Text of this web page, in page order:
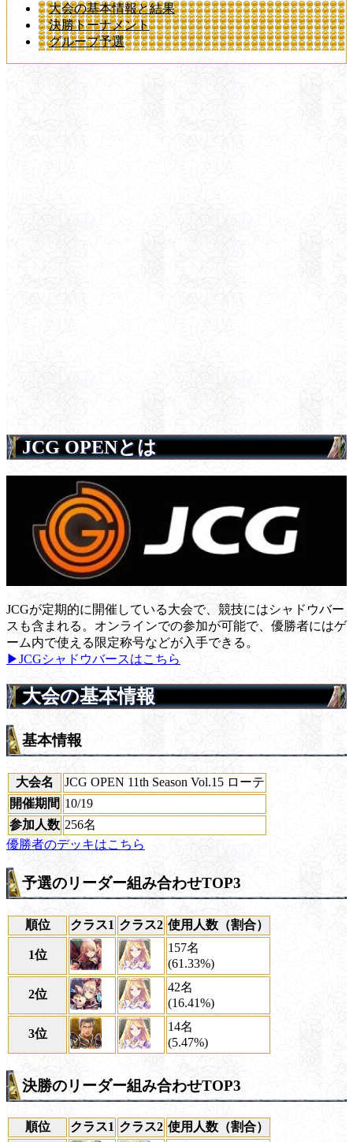
大会の基本情報と結果
決勝トーナメント
グループ予選
JCG OPENとは
JCGが定期的に開催している大会で、競技にはシャドウバー
スも含まれる。オンラインでの参加が可能で、優勝者にはゲ
ーム内で使える限定称号などが入手できる。
▶JCGシャドウバースはこちら
大会の基本情報
基本情報
大会名
JCG OPEN 11th Season Vol.15 ローテ
開催期間 10/19
参加人数 256名
優勝者のデッキはこちら
予選のリーダー組み合わせTOP3
順位 クラス1 クラス2 使用人数（割合）
1位
157名
(61.33%)
2位
42名
(16.41%)
3位
14名
(5.47%)
決勝のリーダー組み合わせTOP3
順位 クラス1 クラス2 使用人数（割合）